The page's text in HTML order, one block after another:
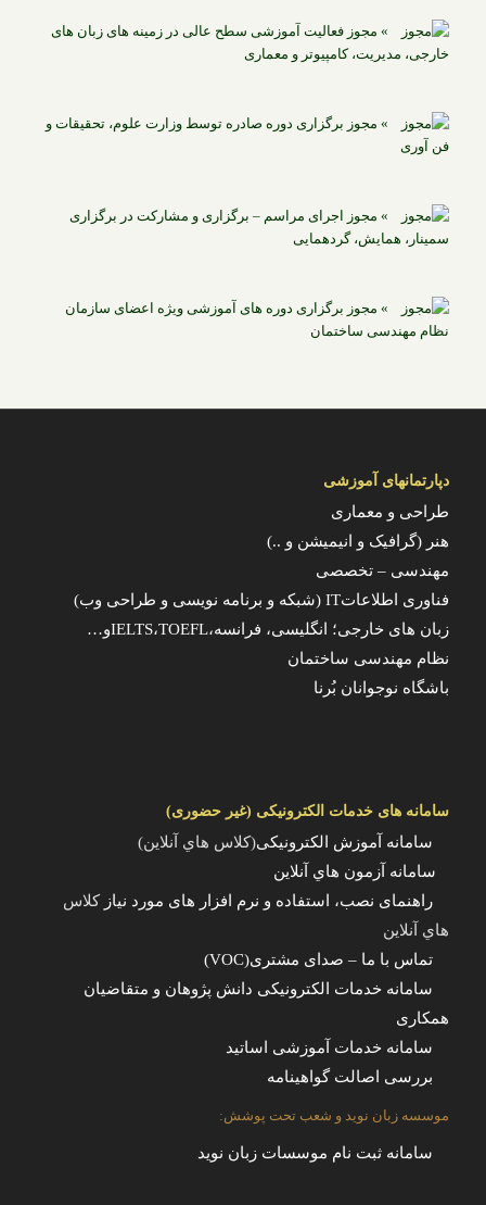
» مجوز فعالیت آموزشی سطح عالی در زمینه های زبان های
خارجی، مدیریت، کامپیوتر و معماری
» مجوز برگزاری دوره صادره توسط وزارت علوم، تحقیقات و
فن آوری
» مجوز اجرای مراسم – برگزاری و مشارکت در برگزاری
سمینار، همایش، گردهمایی
» مجوز برگزاری دوره های آموزشی ویژه اعضای سازمان
نظام مهندسی ساختمان
دپارتمانهای آموزشی
طراحی و معماری
هنر (گرافیک و انیمیشن و ..)
مهندسی – تخصصی
فناوری اطلاعاتIT (شبکه و برنامه نویسی و طراحی وب)
زبان های خارجی؛ انگلیسی، فرانسه،IELTS،TOEFLو…
نظام مهندسی ساختمان
باشگاه نوجوانان بُرنا
سامانه های خدمات الکترونیکی (غیر حضوری)
سامانه آموزش الکترونیکی(کلاس هاي آنلاين)
سامانه آزمون هاي آنلاين
راهنمای نصب، استفاده و نرم افزار های مورد نیاز کلاس
هاي آنلاين
تماس با ما – صدای مشتری(VOC)
سامانه خدمات الکترونیکی دانش پژوهان و متقاضیان
همکاری
سامانه خدمات آموزشی اساتید
بررسی اصالت گواهینامه
موسسه زبان نوید و شعب تحت پوشش:
سامانه ثبت نام موسسات زبان نوید